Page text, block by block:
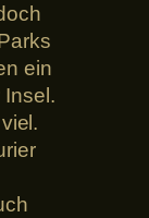
ein
Insel.